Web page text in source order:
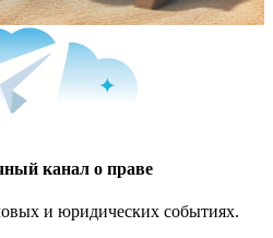
канал о праве
и юридических событиях.